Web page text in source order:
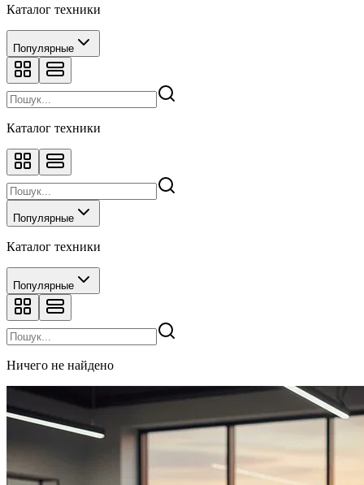
Каталог техники
Популярные
Каталог техники
Популярные
Каталог техники
Популярные
Ничего не найдено